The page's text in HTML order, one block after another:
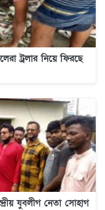
ট্রলার নিয়ে ফিরছে
যুবলীগ নেতা সোহাগ